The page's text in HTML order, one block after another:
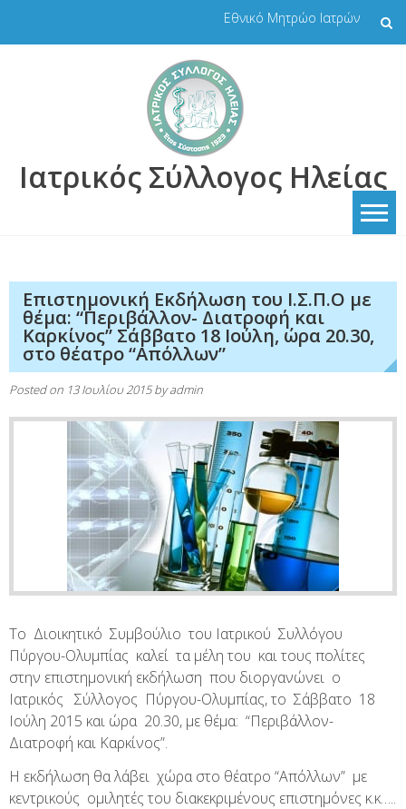
Εθνικό Μητρώο Ιατρών
Ιατρικός Σύλλογος Ηλείας
Επιστημονική Εκδήλωση του Ι.Σ.Π.Ο με
θέμα: “Περιβάλλον- Διατροφή και
Καρκίνος” Σάββατο 18 Ιούλη, ώρα 20.30,
στο θέατρο “Απόλλων”
Posted on 13 Ιουλίου 2015byadmin
Το Διοικητικό Συμβούλιο του Ιατρικού Συλλόγου
Πύργου-Ολυμπίας καλεί τα μέλη του και τους πολίτες
στην επιστημονική εκδήλωση που διοργανώνει ο
Ιατρικός Σύλλογος Πύργου-Ολυμπίας, το Σάββατο 18
Ιούλη 2015 και ώρα 20.30, με θέμα: “Περιβάλλον-
Διατροφή και Καρκίνος”.
Η εκδήλωση θα λάβει χώρα στο θέατρο “Απόλλων” με
κεντρικούς ομιλητές του διακεκριμένους επιστημόνες κ.κ…..